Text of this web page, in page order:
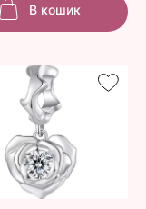
В кошик